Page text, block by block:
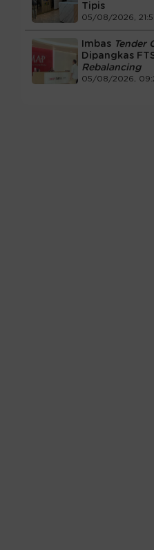
Tipis
05/08/2026,
Imbas Tender
Dipangkas
Rebalancing
05/08/2026,